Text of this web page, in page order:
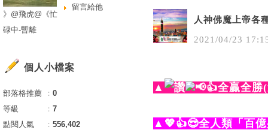
人神佛魔上帝各
2021 /04/23 17:
▲ 📢👍全贏全
▲💖👍😎全人類「百
留言給他
》@飛虎@《忙
碌中-暫離
個人小檔案
部落格推薦 ： 0
等級
： 7
點閱人氣
： 556,402